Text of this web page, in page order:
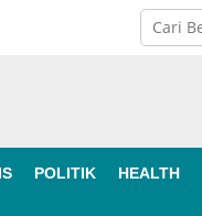
POLITIK HEALTH